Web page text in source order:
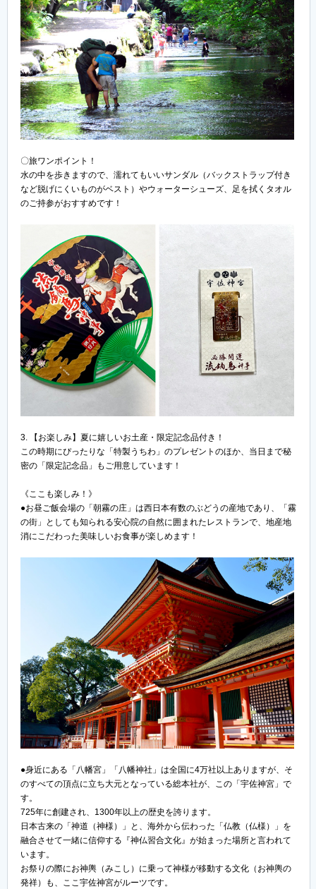
〇旅ワンポイント！
水の中を歩きますので、濡れてもいいサンダル（バックストラップ付き
など脱げにくいものがベスト）やウォーターシューズ、足を拭くタオル
のご持参がおすすめです！
3. 【お楽しみ】夏に嬉しいお土産・限定記念品付き！
この時期にぴったりな「特製うちわ」のプレゼントのほか、当日まで秘
密の「限定記念品」もご用意しています！
《ここも楽しみ！》
●お昼ご飯会場の「朝霧の庄」は西日本有数のぶどうの産地であり、「霧
の街」としても知られる安心院の自然に囲まれたレストランで、地産地
消にこだわった美味しいお食事が楽しめます！
●身近にある「八幡宮」「八幡神社」は全国に4万社以上ありますが、そ
のすべての頂点に立ち大元となっている総本社が、この「宇佐神宮」で
す。
725年に創建され、1300年以上の歴史を誇ります。
日本古来の「神道（神様）」と、海外から伝わった「仏教（仏様）」を
融合させて一緒に信仰する『神仏習合文化』が始まった場所と言われて
います。
お祭りの際にお神輿（みこし）に乗って神様が移動する文化（お神輿の
発祥）も、ここ宇佐神宮がルーツです。